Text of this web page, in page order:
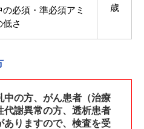
歳
の必須・準必須アミ
低さ
中の方、がん患者（治療
代謝異常の方、透析患者
ありますので、検査を受